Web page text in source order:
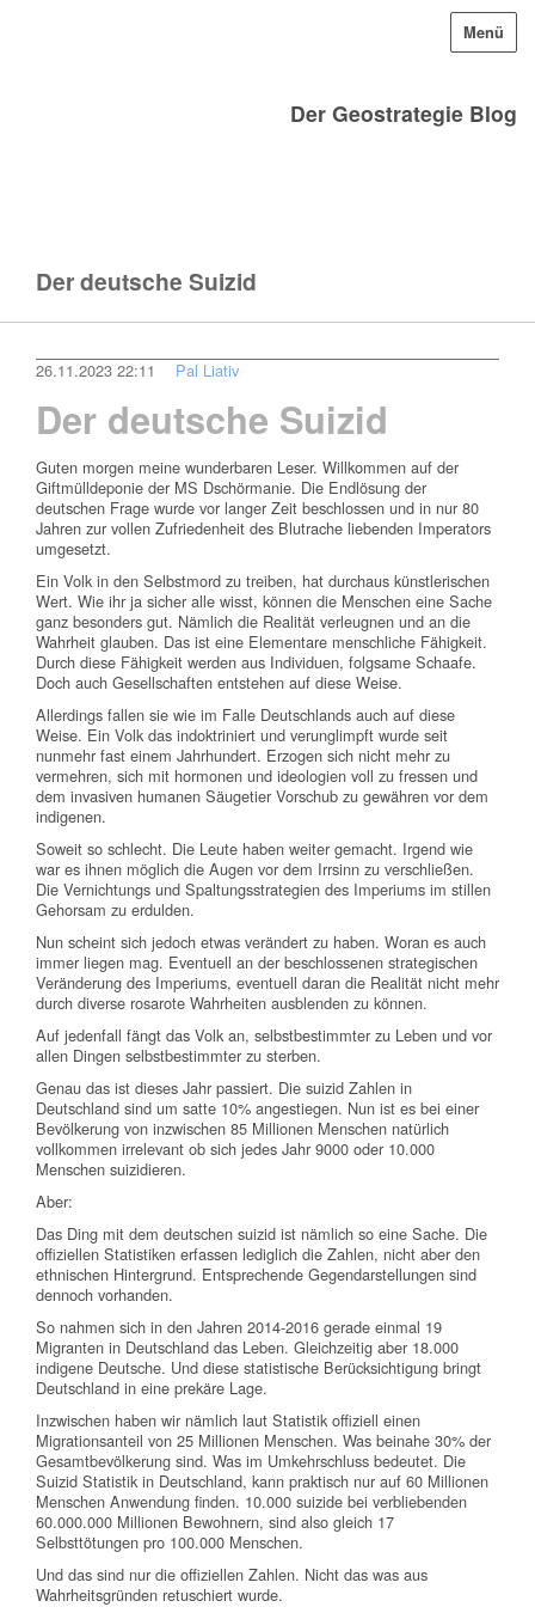
Der Geostrategie Blog
Menü
Der deutsche Suizid
26.11.2023 22:11 Pal Liativ
Der deutsche Suizid
Guten morgen meine wunderbaren Leser. Willkommen auf der
Giftmülldeponie der MS Dschörmanie. Die Endlösung der
deutschen Frage wurde vor langer Zeit beschlossen und in nur 80
Jahren zur vollen Zufriedenheit des Blutrache liebenden Imperators
umgesetzt.
Ein Volk in den Selbstmord zu treiben, hat durchaus künstlerischen
Wert. Wie ihr ja sicher alle wisst, können die Menschen eine Sache
ganz besonders gut. Nämlich die Realität verleugnen und an die
Wahrheit glauben. Das ist eine Elementare menschliche Fähigkeit.
Durch diese Fähigkeit werden aus Individuen, folgsame Schaafe.
Doch auch Gesellschaften entstehen auf diese Weise.
Allerdings fallen sie wie im Falle Deutschlands auch auf diese
Weise. Ein Volk das indoktriniert und verunglimpft wurde seit
nunmehr fast einem Jahrhundert. Erzogen sich nicht mehr zu
vermehren, sich mit hormonen und ideologien voll zu fressen und
dem invasiven humanen Säugetier Vorschub zu gewähren vor dem
indigenen.
Soweit so schlecht. Die Leute haben weiter gemacht. Irgend wie
war es ihnen möglich die Augen vor dem Irrsinn zu verschließen.
Die Vernichtungs und Spaltungsstrategien des Imperiums im stillen
Gehorsam zu erdulden.
Nun scheint sich jedoch etwas verändert zu haben. Woran es auch
immer liegen mag. Eventuell an der beschlossenen strategischen
Veränderung des Imperiums, eventuell daran die Realität nicht mehr
durch diverse rosarote Wahrheiten ausblenden zu können.
Auf jedenfall fängt das Volk an, selbstbestimmter zu Leben und vor
allen Dingen selbstbestimmter zu sterben.
Genau das ist dieses Jahr passiert. Die suizid Zahlen in
Deutschland sind um satte 10% angestiegen. Nun ist es bei einer
Bevölkerung von inzwischen 85 Millionen Menschen natürlich
vollkommen irrelevant ob sich jedes Jahr 9000 oder 10.000
Menschen suizidieren.
Aber:
Das Ding mit dem deutschen suizid ist nämlich so eine Sache. Die
offiziellen Statistiken erfassen lediglich die Zahlen, nicht aber den
ethnischen Hintergrund. Entsprechende Gegendarstellungen sind
dennoch vorhanden.
So nahmen sich in den Jahren 2014-2016 gerade einmal 19
Migranten in Deutschland das Leben. Gleichzeitig aber 18.000
indigene Deutsche. Und diese statistische Berücksichtigung bringt
Deutschland in eine prekäre Lage.
Inzwischen haben wir nämlich laut Statistik offiziell einen
Migrationsanteil von 25 Millionen Menschen. Was beinahe 30% der
Gesamtbevölkerung sind. Was im Umkehrschluss bedeutet. Die
Suizid Statistik in Deutschland, kann praktisch nur auf 60 Millionen
Menschen Anwendung finden. 10.000 suizide bei verbliebenden
60.000.000 Millionen Bewohnern, sind also gleich 17
Selbsttötungen pro 100.000 Menschen.
Und das sind nur die offiziellen Zahlen. Nicht das was aus
Wahrheitsgründen retuschiert wurde.